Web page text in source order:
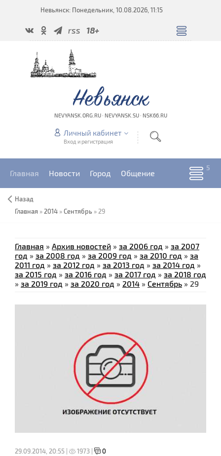
Невьянск: Понедельник, 10.08.2026, 11:15
rss 18+
Невьянск
NEVYANSK.ORG.RU · NEVYANSK.SU · NSK66.RU
Личный кабинет
Вход и регистрация
Главная Новости Город Общение
Назад
Главная » 2014 »Сентябрь » 29
Главная » Архив новостей » за 2006 год » за 2007
год » за 2008 год » за 2009 год » за 2010 год » за
2011 год » за 2012 год » за 2013 год » за 2014 год »
за 2015 год » за 2016 год » за 2017 год » за 2018 год
» за 2019 год » за 2020 год » 2014 » Сентябрь » 29
29.09.2014, 20:55 | 1973 | 0